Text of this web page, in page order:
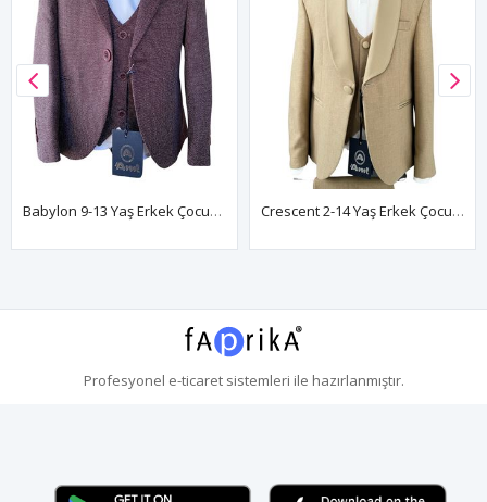
Babylon 9-13 Yaş Erkek Çocuk Takım Elbise 5'Li Set 70018 Bordo Crescent 2-14 Yaş Erkek Çocuk Takım Elbise 5'Li Set 70012 Bej
Profesyonel e-ticaretsistemleri ile hazırlanmıştır.